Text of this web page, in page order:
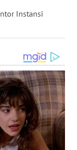
Instansi